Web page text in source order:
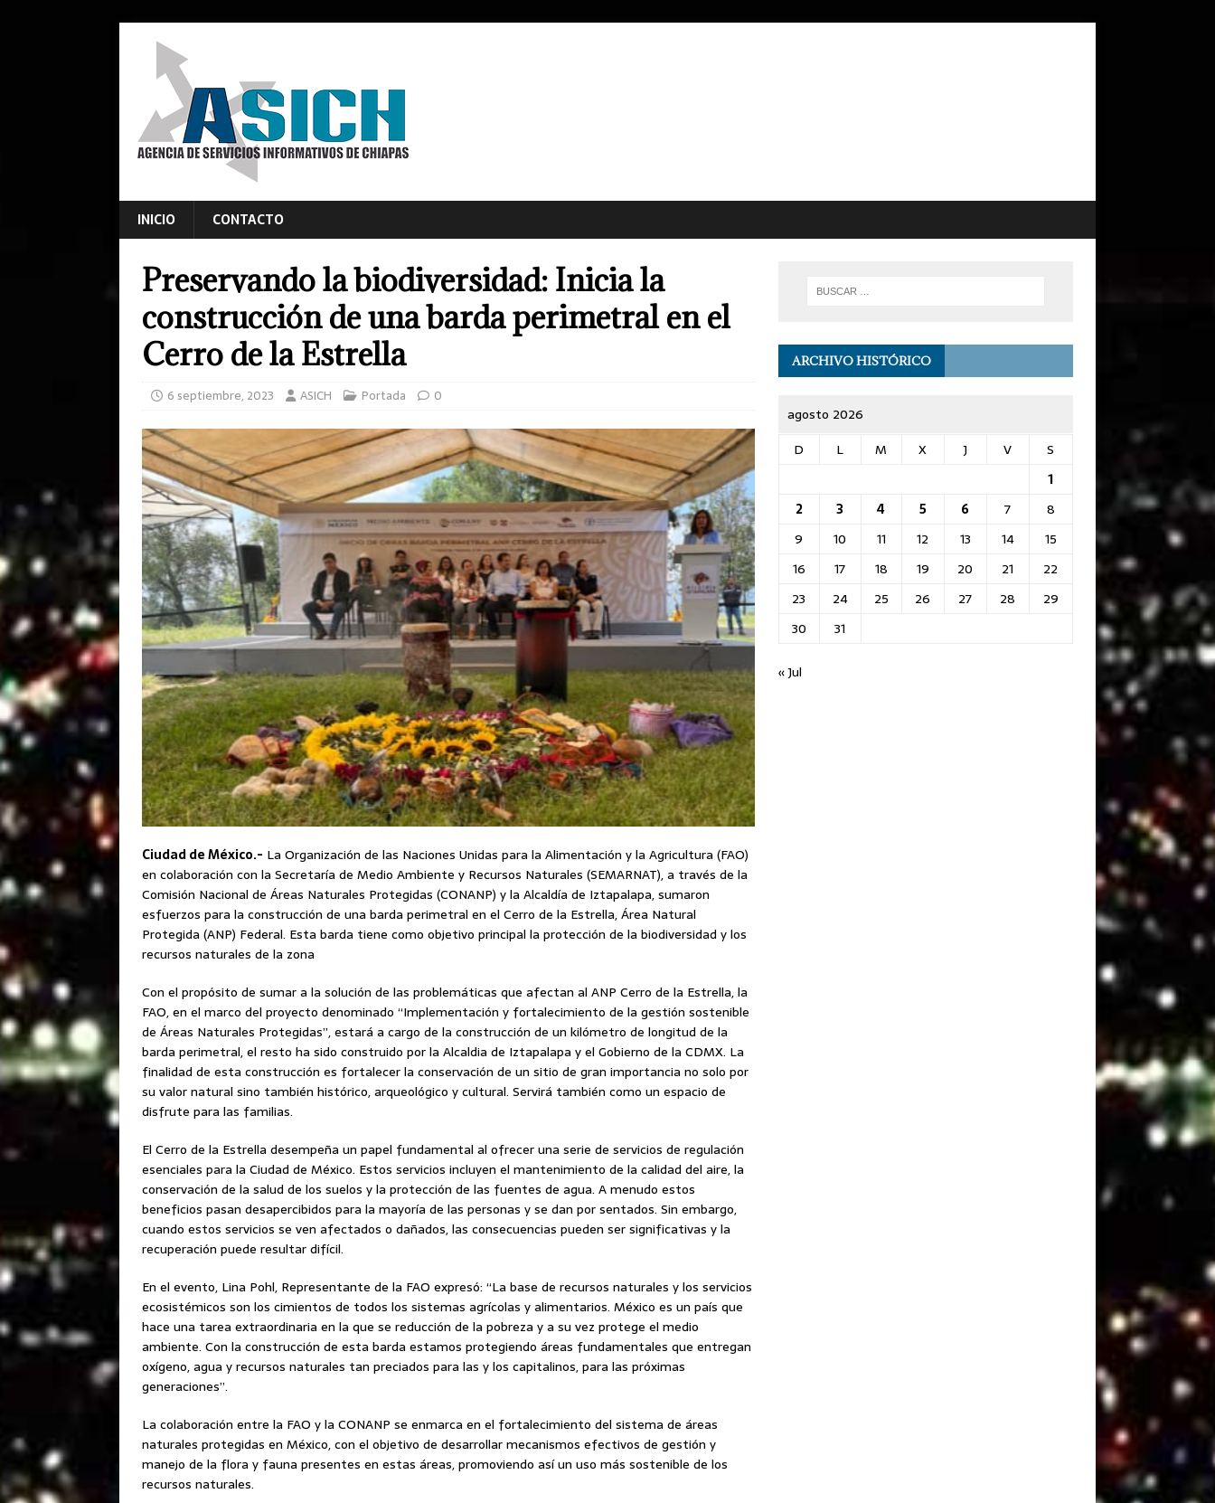
INICIO CONTACTO
Preservando la biodiversidad: Inicia la
construcción de una barda perimetral en el
Cerro de la Estrella
6 septiembre, 2023 ASICH Portada 0
Ciudad de México.- La Organización de las Naciones Unidas para la Alimentación y la Agricultura (FAO)
en colaboración con la Secretaría de Medio Ambiente y Recursos Naturales (SEMARNAT), a través de la
Comisión Nacional de Áreas Naturales Protegidas (CONANP) y la Alcaldía de Iztapalapa, sumaron
esfuerzos para la construcción de una barda perimetral en el Cerro de la Estrella, Área Natural
Protegida (ANP) Federal. Esta barda tiene como objetivo principal la protección de la biodiversidad y los
recursos naturales de la zona
Con el propósito de sumar a la solución de las problemáticas que afectan al ANP Cerro de la Estrella, la
FAO, en el marco del proyecto denominado “Implementación y fortalecimiento de la gestión sostenible
de Áreas Naturales Protegidas”, estará a cargo de la construcción de un kilómetro de longitud de la
barda perimetral, el resto ha sido construido por la Alcaldia de Iztapalapa y el Gobierno de la CDMX. La
finalidad de esta construcción es fortalecer la conservación de un sitio de gran importancia no solo por
su valor natural sino también histórico, arqueológico y cultural. Servirá también como un espacio de
disfrute para las familias.
El Cerro de la Estrella desempeña un papel fundamental al ofrecer una serie de servicios de regulación
esenciales para la Ciudad de México. Estos servicios incluyen el mantenimiento de la calidad del aire, la
conservación de la salud de los suelos y la protección de las fuentes de agua. A menudo estos
beneficios pasan desapercibidos para la mayoría de las personas y se dan por sentados. Sin embargo,
cuando estos servicios se ven afectados o dañados, las consecuencias pueden ser significativas y la
recuperación puede resultar difícil.
En el evento, Lina Pohl, Representante de la FAO expresó: “La base de recursos naturales y los servicios
ecosistémicos son los cimientos de todos los sistemas agrícolas y alimentarios. México es un país que
hace una tarea extraordinaria en la que se reducción de la pobreza y a su vez protege el medio
ambiente. Con la construcción de esta barda estamos protegiendo áreas fundamentales que entregan
oxígeno, agua y recursos naturales tan preciados para las y los capitalinos, para las próximas
generaciones”.
La colaboración entre la FAO y la CONANP se enmarca en el fortalecimiento del sistema de áreas
naturales protegidas en México, con el objetivo de desarrollar mecanismos efectivos de gestión y
manejo de la flora y fauna presentes en estas áreas, promoviendo así un uso más sostenible de los
recursos naturales.
ARCHIVO HISTÓRICO
agosto 2026
D
L M X J V
S
1
2
3 4 5 6 7
8
9
10 11 12 13 14
15
16
17 18 19 20 21
22
23
24 25 26 27 28
29
30
31
« Jul